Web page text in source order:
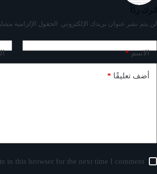
اترك ردّاً
لن يتم نشر عنوان بريدك الإلكتروني. الحقول الإلزامية
الاسم*
أضف تعليقًا *
in this browser for the next time I comment.